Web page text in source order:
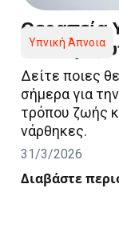
Υπνική Άπνοια
Θεραπεία
επιλογές
Δείτε ποιες
σήμερα για
τρόπου ζωής
νάρθηκες.
31/3/2026
Διαβάστε